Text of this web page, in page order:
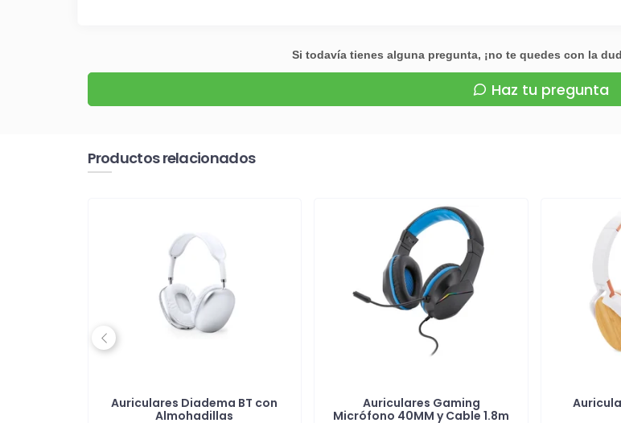
Si todavía tienes alguna pregunta, ¡no te quedes con la
Haz tu pregunta
Productos relacionados
Auriculares Diadema BT con
Almohadillas
Auriculares Gaming
Micrófono 40MM y Cable 1.8m
Previous